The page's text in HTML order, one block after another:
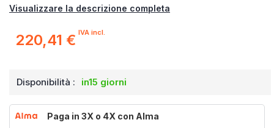
Visualizzare la descrizione completa
220,41 € IVA incl.
Disponibilità : in15 giorni
Paga in 3X o 4X con Alma